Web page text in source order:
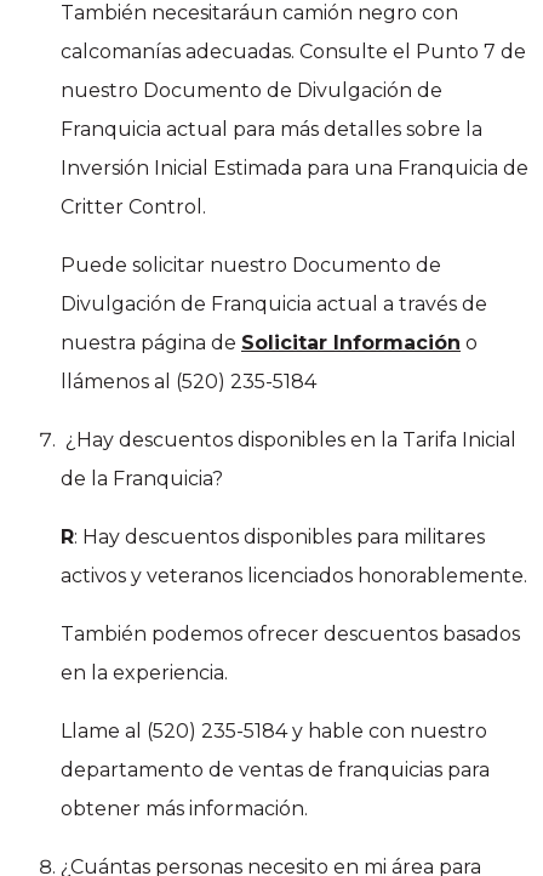
También necesitaráun camión negro con
calcomanías adecuadas. Consulte el Punto 7 de
nuestro Documento de Divulgación de
Franquicia actual para más detalles sobre la
Inversión Inicial Estimada para una Franquicia de
Critter Control.
Puede solicitar nuestro Documento de
Divulgación de Franquicia actual a través de
nuestra página de Solicitar Información o
llámenos al (520) 235-5184
¿Hay descuentos disponibles en la Tarifa Inicial
de la Franquicia?
R: Hay descuentos disponibles para militares
activos y veteranos licenciados honorablemente.
También podemos ofrecer descuentos basados
en la experiencia.
Llame al (520) 235-5184 y hable con nuestro
departamento de ventas de franquicias para
obtener más información.
¿Cuántas personas necesito en mi área para